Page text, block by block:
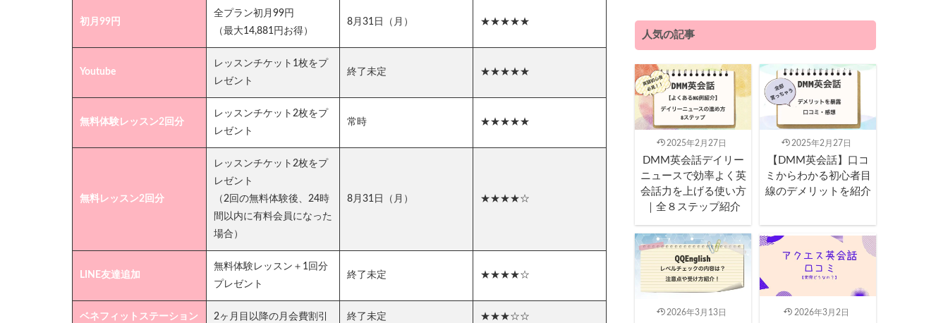
初月99円
全プラン初月99円
（最大14,881円お得）
8月31日（月） ★★★★★
Youtube
レッスンチケット1枚をプ
レゼント
終了未定 ★★★★★
無料体験レッスン2回分
レッスンチケット2枚をプ
レゼント
常時 ★★★★★
無料レッスン2回分
レッスンチケット2枚をプ
レゼント
（2回の無料体験後、24時
間以内に有料会員になった
場合）
8月31日（月） ★★★★☆
LINE友達追加
無料体験レッスン＋1回分
プレゼント
終了未定 ★★★★☆
ベネフィットステーション 2ヶ月目以降の月会費割引 終了未定 ★★★☆☆
人気の記事
2025年2月27日
DMM英会話デイリー
ニュースで効率よく英
会話力を上げる使い方
｜全８ステップ紹介
2025年2月27日
【DMM英会話】口コ
ミからわかる初心者目
線のデメリットを紹介
2026年3月13日 2026年3月2日